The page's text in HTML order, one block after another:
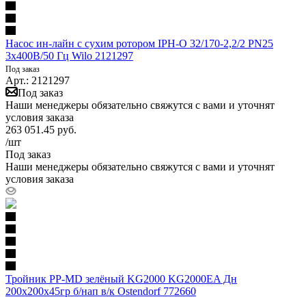
Насос ин-лайн с сухим ротором IPH-O 32/170-2,2/2 PN25
3х400В/50 Гц Wilo 2121297
Под заказ
Арт.: 2121297
Под заказ
Наши менеджеры обязательно свяжутся с вами и уточнят
условия заказа
263 051.45 руб.
/шт
Под заказ
Наши менеджеры обязательно свяжутся с вами и уточнят
условия заказа
Тройник PP-MD зелёный KG2000 KG2000EA Дн
200х200х45гр б/нап в/к Ostendorf 772660